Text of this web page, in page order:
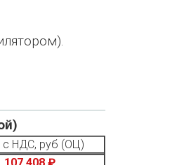
с НДС, руб (ОЦ)